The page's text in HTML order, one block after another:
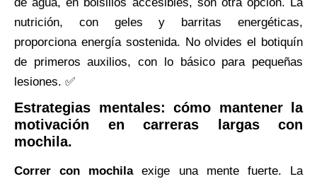
nutrición, con geles y barritas energéticas,
proporciona energía sostenida. No olvides el botiquín
de primeros auxilios, con lo básico para pequeñas
lesiones. ✅
Estrategias mentales: cómo mantener la
motivación en carreras largas con
mochila.
Correr con mochilaexige una mente fuerte. La